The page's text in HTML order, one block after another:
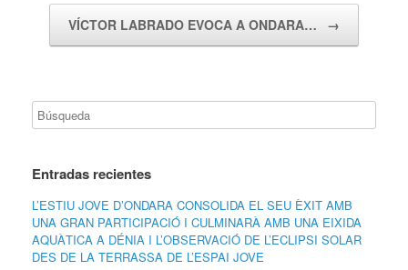
VÍCTOR LABRADO EVOCA A ONDARA… →
Entradas recientes
L’ESTIU JOVE D’ONDARA CONSOLIDA EL SEU ÈXIT AMB
UNA GRAN PARTICIPACIÓ I CULMINARÀ AMB UNA EIXIDA
AQUÀTICA A DÉNIA I L’OBSERVACIÓ DE L’ECLIPSI SOLAR
DES DE LA TERRASSA DE L’ESPAI JOVE